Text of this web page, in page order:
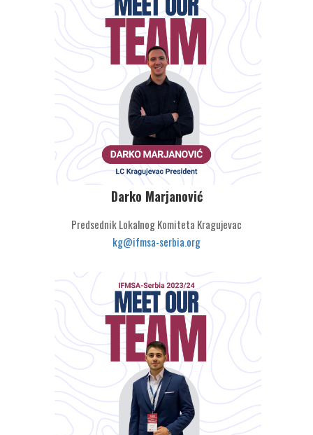
Darko Marjanović
Predsednik Lokalnog Komiteta Kragujevac
kg@ifmsa-serbia.org